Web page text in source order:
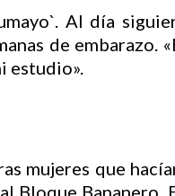
Al día
de embarazo.
estudio».
mujeres que
Bloque Bananero.